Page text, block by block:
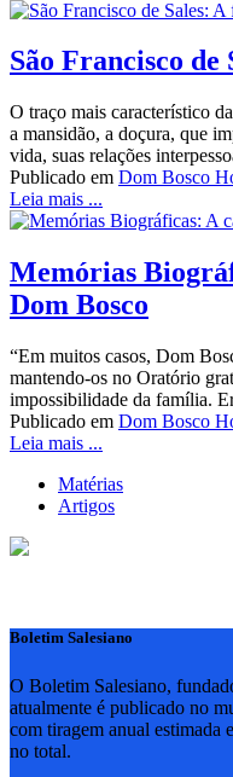
São Francisco
O traço mais característico
a mansidão, a doçura, que
vida, suas relações
Publicado em Dom Bosco
Leia mais ...
Memórias
Dom Bosco
“Em muitos casos, Dom
mantendo-os no Oratório
impossibilidade da família.
Publicado em Dom Bosco
Leia mais ...
Matérias
Artigos
Boletim Salesiano
O Boletim Salesiano,
atualmente é publicado no
com tiragem anual estimada
no total.